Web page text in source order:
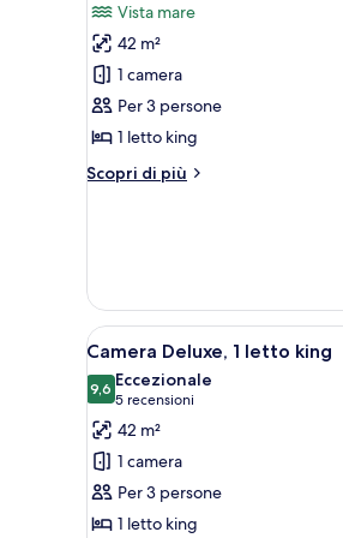
le
foto
per
Camera
Deluxe,
letto
Vista mare
42 m²
1 camera
Per 3 persone
1 letto king
Scopri di più
Altri
letto
king,
vista
Apri
tutte
le
foto
per
Camera
Deluxe,
1
5
Camera Deluxe, 1 letto king
9,69,6 su 10
Eccezionale
5 recensioni
(5
recensioni)
42 m²
1 camera
Per 3 persone
1 letto king